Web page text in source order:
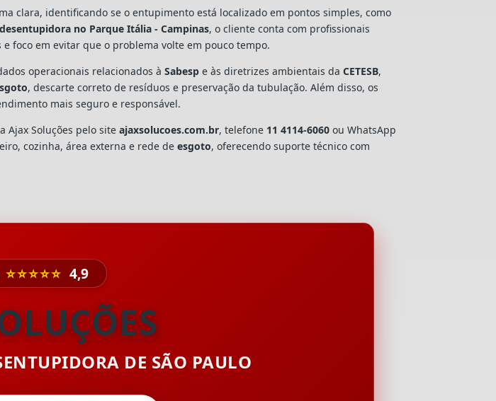
clara, identificando se o entupimento está localizado em pontos simples, como
desentupidora no Parque Itália - Campinas, o cliente conta com profissionais
foco em evitar que o problema volte em pouco tempo.
operacionais relacionados àSabesp e às diretrizes ambientais daCETESB,
, descarte correto de resíduos e preservação da tubulação. Além disso, os
mais seguro e responsável.
Ajax Soluções pelo siteajaxsolucoes.com.br, telefone 11 4114-6060 ou WhatsApp
cozinha, área externa e rede deesgoto, oferecendo suporte técnico com
⭐⭐⭐⭐⭐ 4,9
DE SÃO PAULO